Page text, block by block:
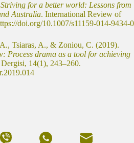
Striving for a better world: Lessons from
Australia. International Review of
doi.org/10.1007/s11159-014-9434-0
Tsiaras, A., & Zoniou, C. (2019).
Process drama as a tool for achieving
Dergisi, 14(1), 243–260.